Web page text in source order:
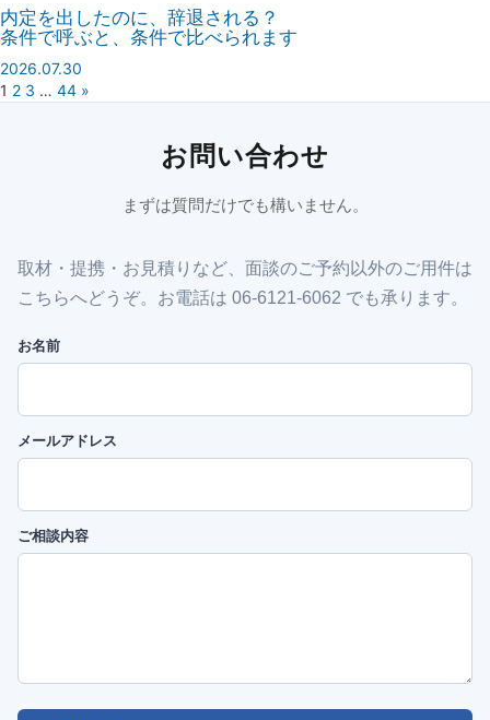
内定を出したのに、辞退される？
条件で呼ぶと、条件で比べられます
2026.07.30
1 2 3 … 44 »
お問い合わせ
まずは質問だけでも構いません。
取材・提携・お見積りなど、面談のご予約以外のご用件は
こちらへどうぞ。お電話は 06-6121-6062 でも承ります。
お名前
メールアドレス
ご相談内容